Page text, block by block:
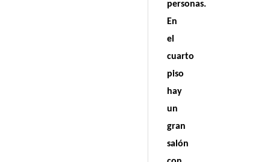
personas.
En
el
cuarto
piso
hay
un
gran
salón